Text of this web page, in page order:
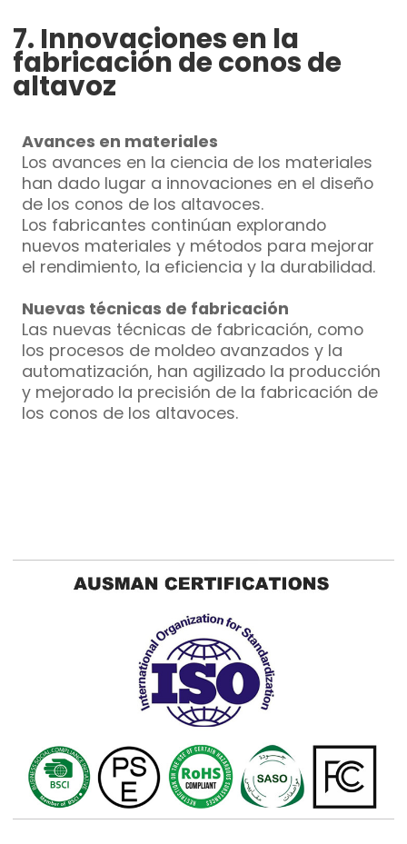
7. Innovaciones en la
fabricación de conos de
altavoz
Avances en materiales
Los avances en la ciencia de los materiales
han dado lugar a innovaciones en el diseño
de los conos de los altavoces.
Los fabricantes continúan explorando
nuevos materiales y métodos para mejorar
el rendimiento, la eficiencia y la durabilidad.
Nuevas técnicas de fabricación
Las nuevas técnicas de fabricación, como
los procesos de moldeo avanzados y la
automatización, han agilizado la producción
y mejorado la precisión de la fabricación de
los conos de los altavoces.